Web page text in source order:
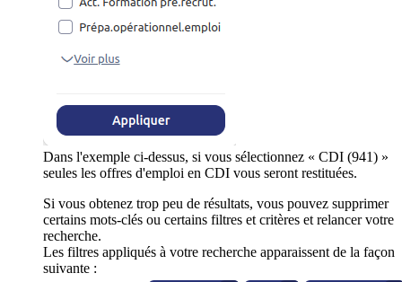
Dans l'exemple ci-dessus, si vous sélectionnez « CDI (941) »
seules les offres d'emploi en CDI vous seront restituées.
Si vous obtenez trop peu de résultats, vous pouvez supprimer
certains mots-clés ou certains filtres et critères et relancer votre
recherche.
Les filtres appliqués à votre recherche apparaissent de la façon
suivante :